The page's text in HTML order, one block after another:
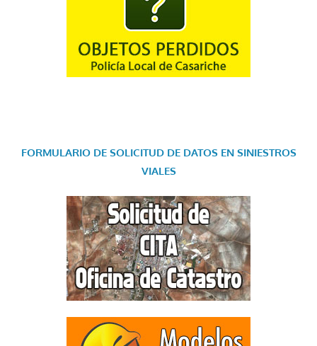
FORMULARIO DE SOLICITUD DE DATOS EN SINIESTROS
VIALES